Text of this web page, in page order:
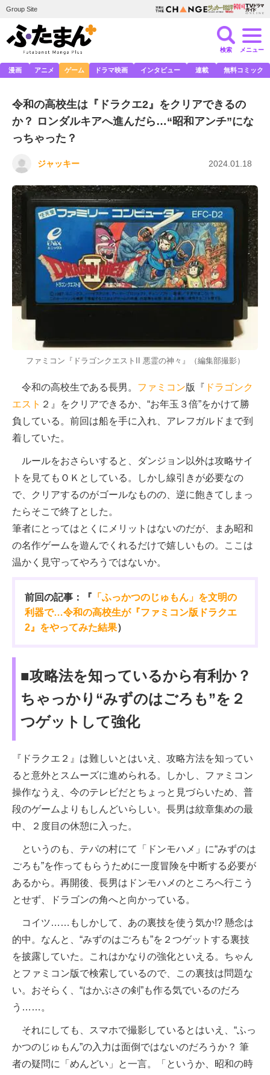
Group Site
検索 メニュー
漫画 アニメ ゲーム ドラマ映画 インタビュー 連載 無料コミック
令和の高校生は『ドラクエ2』をクリアできるの
か？ ロンダルキアへ進んだら…“昭和アンチ”にな
っちゃった？
ジャッキー 2024.01.18
ファミコン『ドラゴンクエストII 悪霊の神々』（編集部撮影）
令和の高校生である長男。 ファミコン版『
ドラゴンク
エスト ２』をクリアできるか、“お年玉３倍”をかけて勝
負している。前回は船を手に入れ、アレフガルドまで到
着していた。
ルールをおさらいすると、ダンジョン以外は攻略サイ
トを見てもＯＫとしている。しかし線引きが必要なの
で、クリアするのがゴールなものの、逆に飽きてしまっ
たらそこで終了とした。
筆者にとってはとくにメリットはないのだが、まあ昭和
の名作ゲームを遊んでくれるだけで嬉しいもの。ここは
温かく見守ってやろうではないか。
前回の記事：『
「ふっかつのじゅもん」を文明の
利器で…令和の高校生が『ファミコン版ドラクエ
2』をやってみた結果）
■攻略法を知っているから有利か？
ちゃっかり“みずのはごろも”を２
つゲットして強化
『ドラクエ２』は難しいとはいえ、攻略方法を知ってい
ると意外とスムーズに進められる。しかし、ファミコン
操作なうえ、今のテレビだとちょっと見づらいため、普
段のゲームよりもしんどいらしい。長男は紋章集めの最
中、２度目の休憩に入った。
というのも、テパの村にて「ドンモハメ」に“みずのは
ごろも”を作ってもらうために一度冒険を中断する必要が
あるから。再開後、長男はドンモハメのところへ行こう
とせず、ドラゴンの角へと向かっている。
コイツ……もしかして、あの裏技を使う気か!? 懸念は
的中。なんと、“みずのはごろも”を２つゲットする裏技
を披露していた。これはかなりの強化といえる。ちゃん
とファミコン版で検索しているので、この裏技は問題な
い。おそらく、“はかぶさの剣”も作る気でいるのだろ
う……。
それにしても、スマホで撮影しているとはいえ、“ふっ
かつのじゅもん”の入力は面倒ではないのだろうか？ 筆
者の疑問に「めんどい」と一言。「というか、昭和の時